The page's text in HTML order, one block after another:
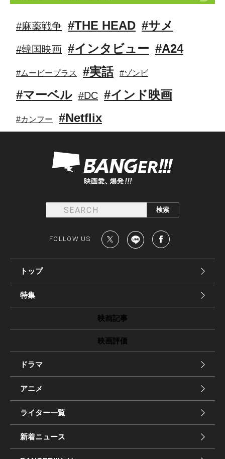
#麻薬戦争 #THE HEAD #サメ
#韓国映画 #インタビュー #A24
#ムービープラス #実話 #ゾンビ
#マーベル #DC #インド映画
#カンフー #Netflix
FOLLOW US
トップ
特集
映画記事
映画評価
ドラマ
アニメ
ライター一覧
新着ニュース